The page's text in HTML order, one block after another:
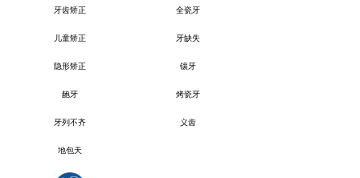
牙齿矫正
儿童矫正
隐形矫正
龅牙
牙列不齐
地包天
全瓷牙
牙缺失
镶牙
烤瓷牙
义齿